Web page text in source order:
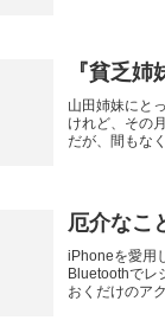
『貧乏
山田姉妹にと
けれど、その
だが、間もな
厄介なこ
iPhoneを愛用
Bluetoothでレ
おくだけのア